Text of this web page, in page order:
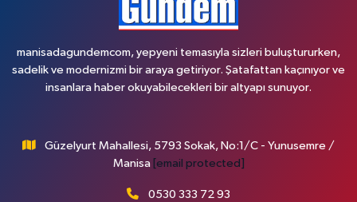
manisadagundemcom, yepyeni temasıyla sizleri buluştururken,
sadelik ve modernizmi bir araya getiriyor. Şatafattan kaçınıyor ve
insanlara haber okuyabilecekleri bir altyapı sunuyor.
Güzelyurt Mahallesi, 5793 Sokak, No:1/C - Yunusemre /
Manisa [email protected]
0530 333 72 93